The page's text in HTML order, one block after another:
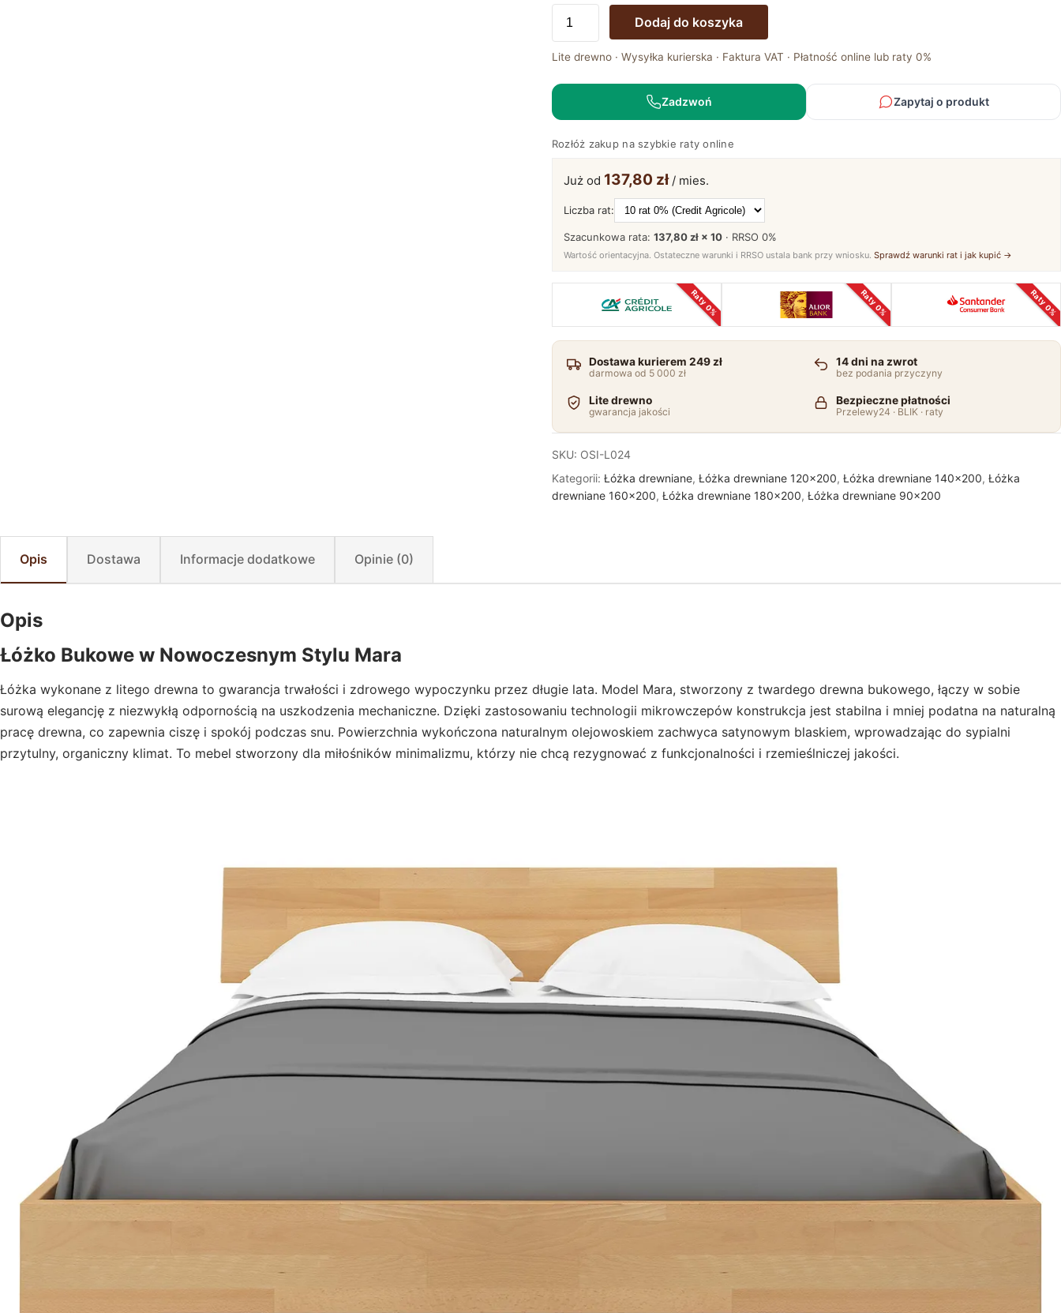
Bukowe
Nowoczesnym
Stylu
Dodaj do koszyka
Lite drewno · Wysyłka kurierska · Faktura VAT · Płatność online lub raty 0%
Zadzwoń Zapytaj o produkt
Rozłóż zakup na szybkie raty online
Już od 137,80 zł/ mies.
Liczba rat:
Szacunkowa rata: 137,80 zł × 10· RRSO 0%
Wartość orientacyjna. Ostateczne warunki i RRSO ustala bank przy wniosku. Sprawdź warunki rat i jak kupić →
Raty 0% Raty 0% Raty 0%
Dostawa kurierem 249 zł
darmowa od 5 000 zł
14 dni na zwrot
bez podania przyczyny
Lite drewno
gwarancja jakości
Bezpieczne płatności
Przelewy24 · BLIK · raty
SKU: OSI-L024
Kategorii: Łóżka drewniane, Łóżka drewniane 120x200, Łóżka drewniane 140x200, Łóżka
drewniane 160x200, Łóżka drewniane 180x200, Łóżka drewniane 90x200
Opis Dostawa Informacje dodatkowe Opinie (0)
Opis
Łóżko Bukowe w Nowoczesnym Stylu Mara
Łóżka wykonane z litego drewna to gwarancja trwałości i zdrowego wypoczynku przez długie lata. Model Mara, stworzony z twardego drewna bukowego, łączy w sobie
surową elegancję z niezwykłą odpornością na uszkodzenia mechaniczne. Dzięki zastosowaniu technologii mikrowczepów konstrukcja jest stabilna i mniej podatna na naturalną
pracę drewna, co zapewnia ciszę i spokój podczas snu. Powierzchnia wykończona naturalnym olejowoskiem zachwyca satynowym blaskiem, wprowadzając do sypialni
przytulny, organiczny klimat. To mebel stworzony dla miłośników minimalizmu, którzy nie chcą rezygnować z funkcjonalności i rzemieślniczej jakości.